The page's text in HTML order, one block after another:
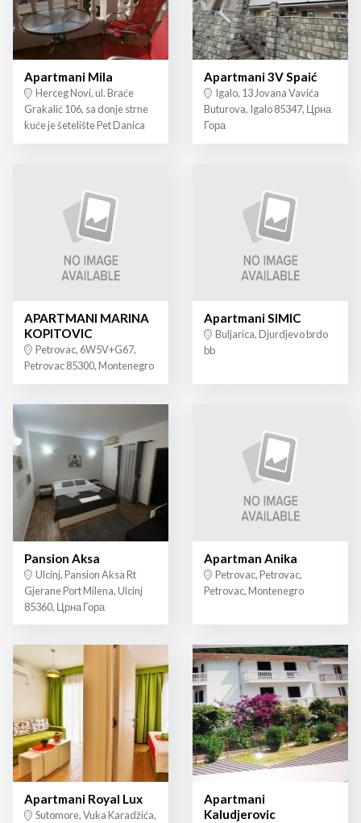
Apartmani Mila
Herceg Novi, ul. Braće
Grakalić 106, sa donje strne
kuće je šetelište Pet Danica
Apartmani 3V Spaić
Igalo, 13 Jovana Vavića
Buturova, Igalo 85347, Црна
Гора
APARTMANI MARINA
KOPITOVIC
Petrovac, 6W5V+G67,
Petrovac 85300, Montenegro
Apartmani SIMIC
Buljarica, Djurdjevo brdo
bb
Pansion Aksa
Ulcinj, Pansion Aksa Rt
Gjerane Port Milena, Ulcinj
85360, Црна Гора
Apartman Anika
Petrovac, Petrovac,
Petrovac, Montenegro
Apartmani Royal Lux
Sutomore, Vuka Karadžića,
Apartmani
Kaludjerovic